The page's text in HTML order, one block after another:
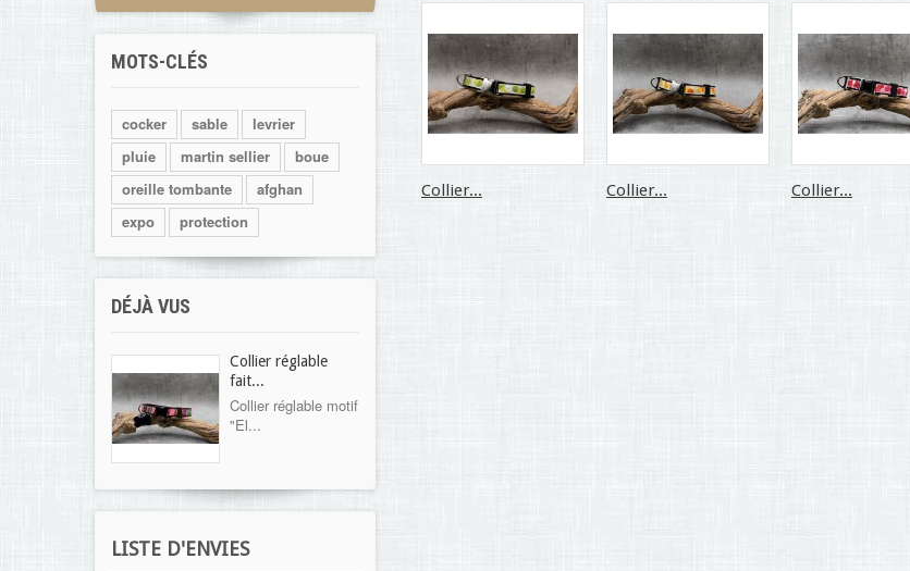
MOTS-CLÉS
cocker sable
levrier
pluie
martin sellier
boue
oreille tombante
afghan
expo
protection
DÉJÀ VUS
Collier réglable
fait...
Collier réglable motif
"El...
LISTE D'ENVIES
Collier... Collier... Collier...